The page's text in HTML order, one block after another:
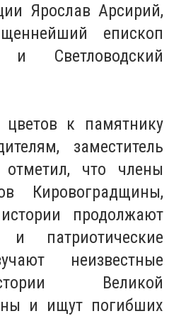
Ярослав Арсирий,
епископ
и Светловодский
к памятнику
заместитель
отметил, что члены
Кировоградщины,
продолжают
патриотические
неизвестные
Великой
и ищут погибших